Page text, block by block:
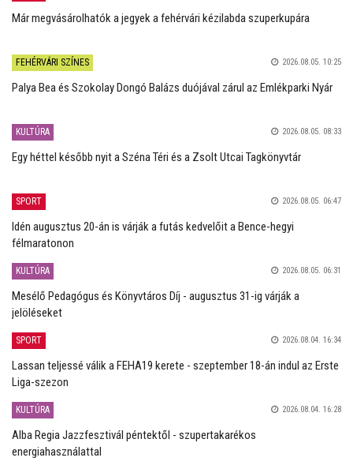
Már megvásárolhatók a jegyek a fehérvári kézilabda szuperkupára
FEHÉRVÁRI SZÍNES 2026.08.05. 10:25
Palya Bea és Szokolay Dongó Balázs duójával zárul az Emlékparki Nyár
KULTÚRA 2026.08.05. 08:33
Egy héttel később nyit a Széna Téri és a Zsolt Utcai Tagkönyvtár
SPORT 2026.08.05. 06:47
Idén augusztus 20-án is várják a futás kedvelőit a Bence-hegyi
félmaratonon
KULTÚRA 2026.08.05. 06:31
Mesélő Pedagógus és Könyvtáros Díj - augusztus 31-ig várják a
jelöléseket
SPORT 2026.08.04. 16:34
Lassan teljessé válik a FEHA19 kerete - szeptember 18-án indul az Erste
Liga-szezon
KULTÚRA 2026.08.04. 16:28
Alba Regia Jazzfesztivál péntektől - szupertakarékos
energiahasználattal